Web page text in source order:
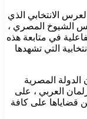
الانتخابي الذي
الشيوخ المصري ،
في متابعة هذه
التي تشهدها
المصرية
العربي ، على
قضاياها على كافة